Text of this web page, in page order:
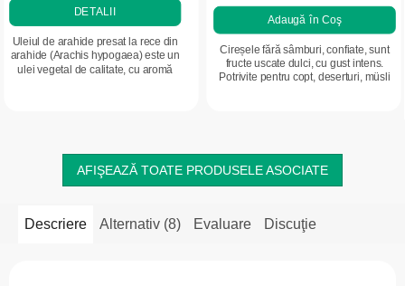
DETALII
Uleiul de arahide presat la rece din
arahide (Arachis hypogaea) este un
ulei vegetal de calitate, cu aromă
Adaugă în Coş
Cireșele fără sâmburi, confiate, sunt
fructe uscate dulci, cu gust intens.
Potrivite pentru copt, deserturi, müsli
AFIŞEAZĂ TOATE PRODUSELE ASOCIATE
Descriere Alternativ (8) Evaluare Discuţie